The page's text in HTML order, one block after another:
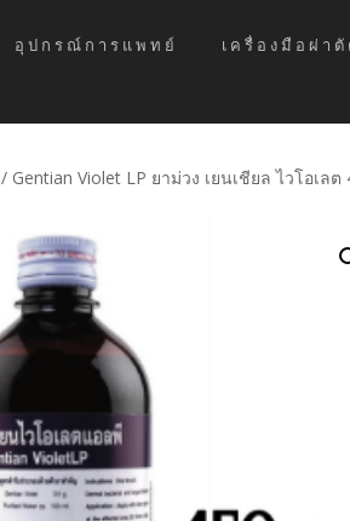
อุปกรณ์การแพทย์ เครื่องมือผ่า
/ Gentian Violet LP ยาม่วง เยนเชียล ไวโอเลต